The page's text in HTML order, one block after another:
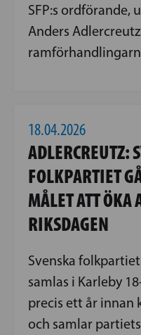
SFP:s ordförande,
Anders
18.04.2026
ADLERCREUTZ:
FOLKPARTIET
MÅLET ATT ÖKA
RIKSDAGEN
Svenska
samlas i Karleby
precis ett år innan
och samlar